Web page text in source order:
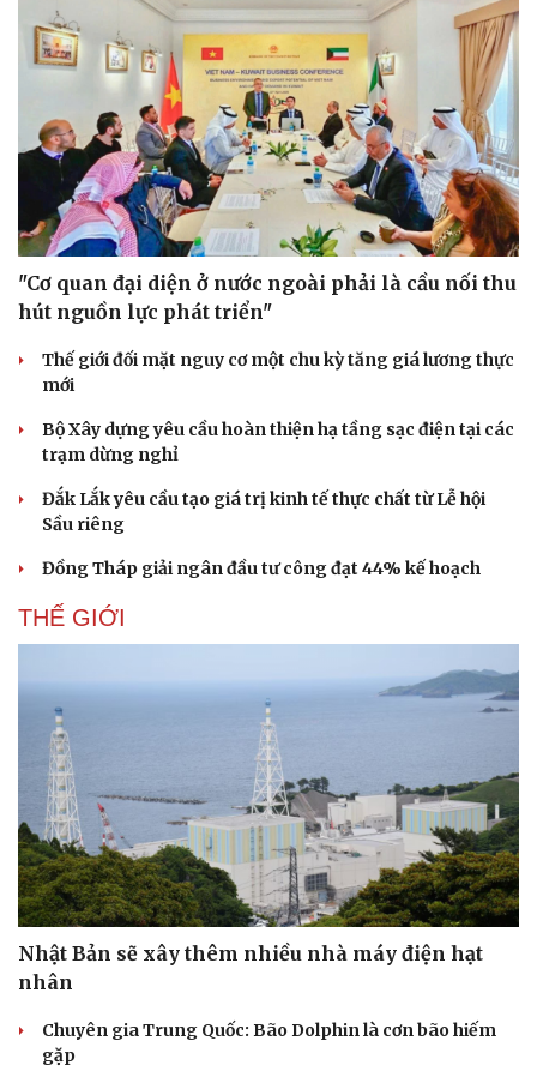
Doanh nghiệp
Thông tin doanh nghiệp
Doanh nghiệp 24h
Doanh nhân
Vì cộng đồng
Công nghệ
Tin Công nghệ
Trải nghiệm
"Cơ quan đại diện ở nước ngoài phải là cầu nối thu
hút nguồn lực phát triển"
Thế giới đối mặt nguy cơ một chu kỳ tăng giá lương thực
mới
Bộ Xây dựng yêu cầu hoàn thiện hạ tầng sạc điện tại các
trạm dừng nghỉ
Đắk Lắk yêu cầu tạo giá trị kinh tế thực chất từ Lễ hội
Sầu riêng
Đồng Tháp giải ngân đầu tư công đạt 44% kế hoạch
THẾ GIỚI
Nhật Bản sẽ xây thêm nhiều nhà máy điện hạt
nhân
Chuyên gia Trung Quốc: Bão Dolphin là cơn bão hiếm
gặp